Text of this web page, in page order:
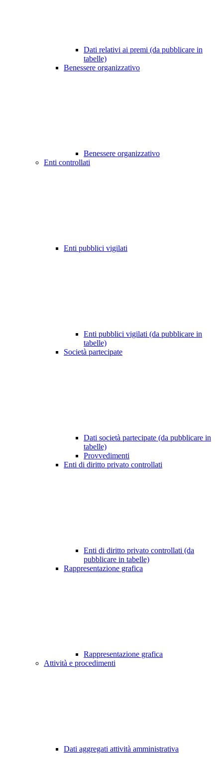
Dati relativi ai premi (da pubblicare in
tabelle)
Benessere organizzativo
Benessere organizzativo
Enti controllati
Enti pubblici vigilati
Enti pubblici vigilati (da pubblicare in
tabelle)
Società partecipate
Dati società partecipate (da pubblicare in
tabelle)
Provvedimenti
Enti di diritto privato controllati
Enti di diritto privato controllati (da
pubblicare in tabelle)
Rappresentazione grafica
Rappresentazione grafica
Attività e procedimenti
Dati aggregati attività amministrativa